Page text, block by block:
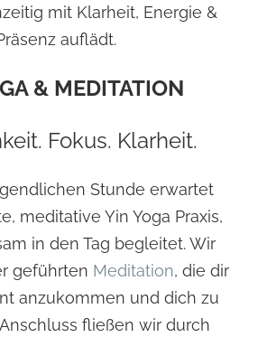
mit Klarheit, Energie &
auflädt.
& MEDITATION
Fokus. Klarheit.
Stunde erwartet
meditative Yin Yoga Praxis,
in den Tag begleitet. Wir
geführten Meditation, die dir
anzukommen und dich zu
fließen wir durch